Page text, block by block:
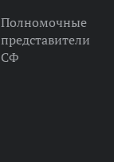
Полномочные
представители
СФ